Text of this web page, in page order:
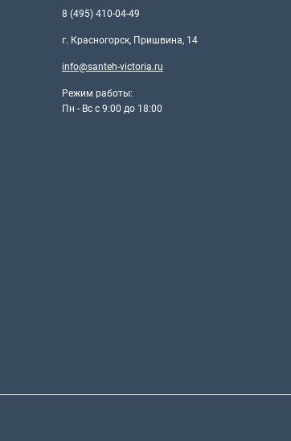
8 (495) 410-04-49
г. Красногорск, Пришвина, 14
info@santeh-victoria.ru
Режим работы:
Пн - Вс с 9:00 до 18:00